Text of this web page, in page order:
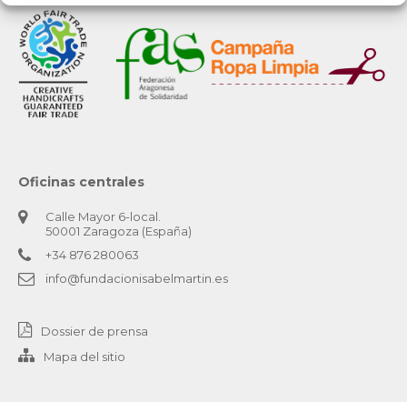
Oficinas centrales
Calle Mayor 6-local.
50001 Zaragoza (España)
+34 876 280063
info@fundacionisabelmartin.es
Dossier de prensa
Mapa del sitio